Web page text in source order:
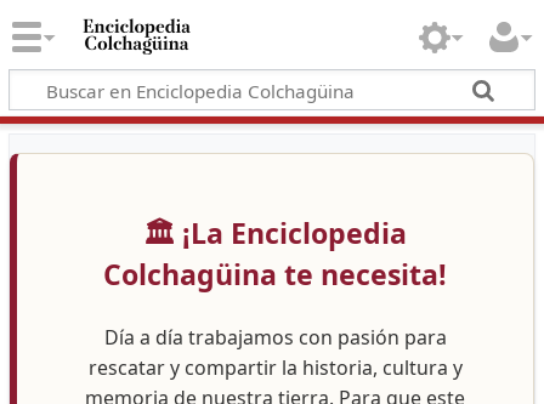
🏛️ ¡La Enciclopedia
Colchagüina te necesita!
Día a día trabajamos con pasión para
rescatar y compartir la historia, cultura y
memoria de nuestra tierra. Para que este